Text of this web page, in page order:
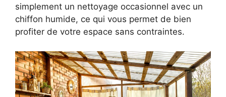
simplement un nettoyage occasionnel avec un
chiffon humide, ce qui vous permet de bien
profiter de votre espace sans contraintes.